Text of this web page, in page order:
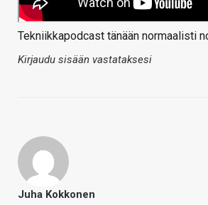
Tekniikkapodcast tänään normaalisti
Kirjaudu sisään vastataksesi
Juha Kokkonen